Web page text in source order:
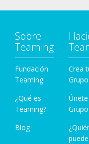
Sobre
Teaming
Fundación
Teaming
¿Qué es
Teaming?
Blog
Crea
Grupo
Grupo
puede